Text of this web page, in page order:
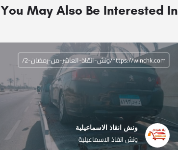
You May Also Be Interested In
ونش انقاذ الاسماعيلية
ونش انقاذ الاسماعيلية
https://winchk.com/ونش-انقاذ-العاشر-من-رمضان-2/